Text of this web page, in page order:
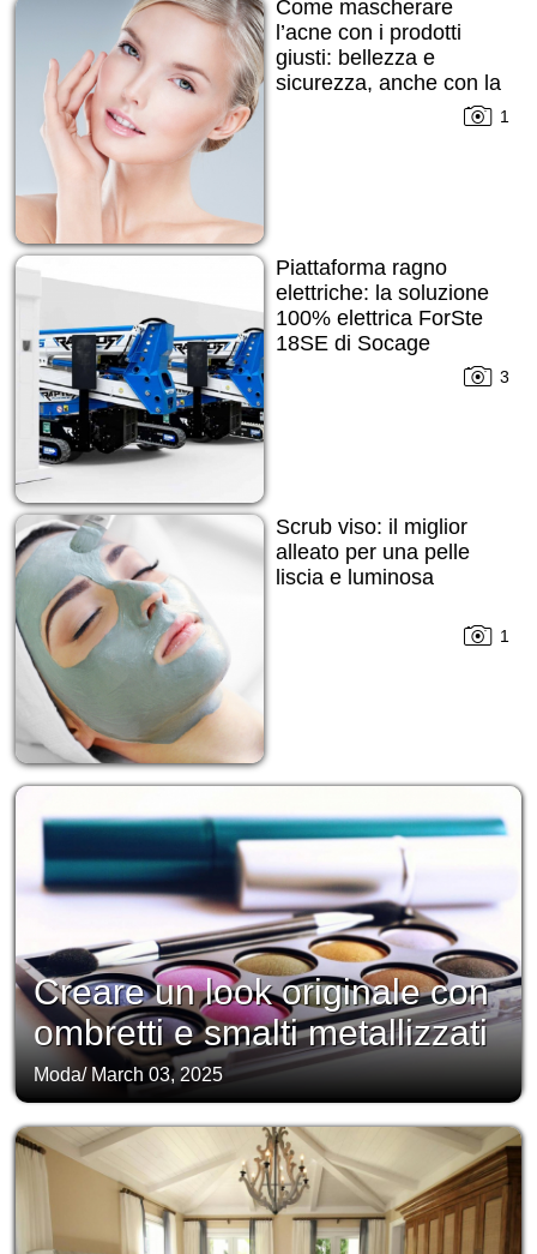
Come mascherare
l’acne con i prodotti
giusti: bellezza e
sicurezza, anche con la
1
Piattaforma ragno
elettriche: la soluzione
100% elettrica ForSte
18SE di Socage
3
Scrub viso: il miglior
alleato per una pelle
liscia e luminosa
1
Creare un look originale con
ombretti e smalti metallizzati
Moda/ March 03, 2025